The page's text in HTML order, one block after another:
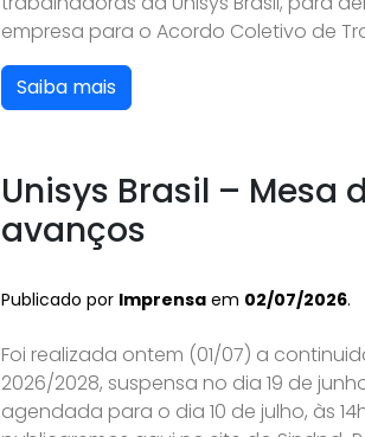
empresa para o Acordo Coletivo de
Saiba mais
Unisys Brasil –
avanços
Publicado por Imprensa em 02/07/2026.
Foi realizada ontem (01/07) a
2026/2028, suspensa no dia 19 de
agendada para o dia 10 de julho, às